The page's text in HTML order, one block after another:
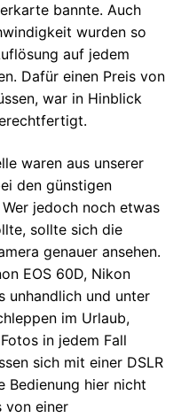
bannte. Auch
wurden so
auf jedem
Dafür einen Preis von
war in Hinblick
waren aus unserer
den günstigen
jedoch noch etwas
sollte sich die
genauer ansehen.
EOS 60D, Nikon
unhandlich und unter
im Urlaub,
in jedem Fall
sich mit einer DSLR
Bedienung hier nicht
von einer